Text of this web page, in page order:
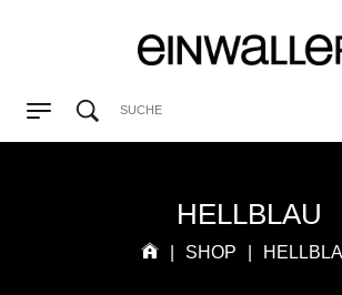
HELLBLAU
SHOP